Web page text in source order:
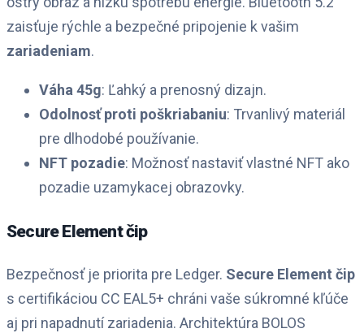
zaisťuje rýchle a bezpečné pripojenie k vašim
zariadeniam.
Váha 45g: Ľahký a prenosný dizajn.
Odolnosť proti poškriabaniu: Trvanlivý materiál
pre dlhodobé používanie.
NFT pozadie: Možnosť nastaviť vlastné NFT ako
pozadie uzamykacej obrazovky.
Secure Element čip
Bezpečnosť je priorita pre Ledger. Secure Element čip
s certifikáciou CC EAL5+ chráni vaše súkromné kľúče
aj pri napadnutí zariadenia. Architektúra BOLOS